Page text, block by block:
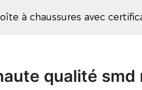
à chaussures avec
qualité